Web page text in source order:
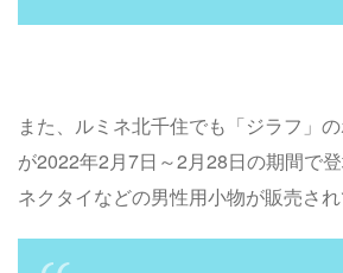
また、ルミネ北千住でも「ジラフ」
が2022年2月7日～2月28日の期間で
ネクタイなどの男性用小物が販売さ